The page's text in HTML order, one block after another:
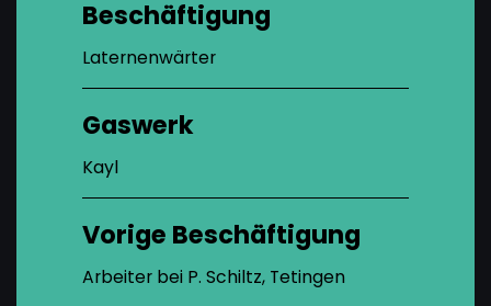
Beschäftigung
Laternenwärter
Gaswerk
Kayl
Vorige Beschäftigung
Arbeiter bei P. Schiltz, Tetingen